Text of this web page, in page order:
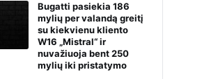
Bugatti pasiekia 186
mylių per valandą greitį
su kiekvienu kliento
W16 „Mistral“ ir
nuvažiuoja bent 250
mylių iki pristatymo